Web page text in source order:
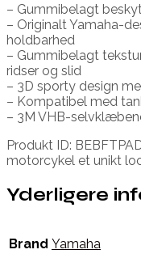
– Gummibelagt
– Originalt Yamaha-
holdbarhed
– Gummibelagt
ridser og slid
– 3D sporty design
– Kompatibel med
– 3M VHB-
Produkt ID:
motorcykel et unikt
Yderligere
Brand Yamaha